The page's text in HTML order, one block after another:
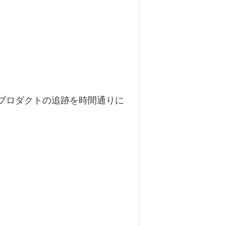
ロダクトの追跡を時間通りに